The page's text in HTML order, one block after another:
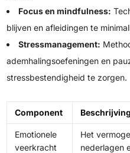
Focus en mindfulness:
blijven en afleidingen te
Stressmanagement:
ademhalingsoefeningen en
stressbestendigheid te zorgen.
Component Beschrijving
Emotionele
veerkracht
Het
nederlagen